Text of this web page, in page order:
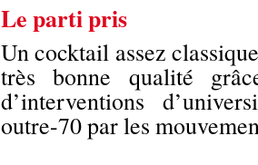
Le parti pris
Un cocktail assez
très bonne qualité
d’interventions
outre-70 par les